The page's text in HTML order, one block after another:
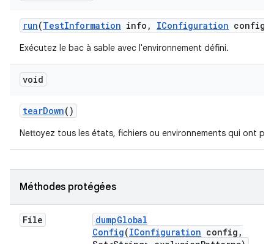
run(TestInformation info , IConfiguration config
Exécutez le bac à sable avec l'environnement défini.
void
tearDown()
Nettoyez tous les états, fichiers ou environnements qui ont pu
Méthodes protégées
File dumpGlobal
Config(IConfiguration config ,